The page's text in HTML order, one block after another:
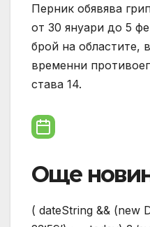
Перник обявява
от 30 януари до 5
брой на областите,
временни
става 14.
Още
( dateString && (new